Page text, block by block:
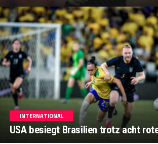
INTERNATIONAL
USA besiegt Brasilien trotz acht